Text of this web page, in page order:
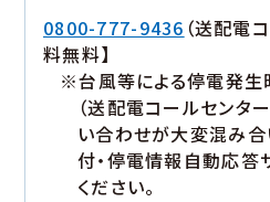
0800-777-9436 （送配電
料無料】
※台風等による停電発生
（送配電コールセンタ
い合わせが大変混み合
付・停電情報自動応答
ください。